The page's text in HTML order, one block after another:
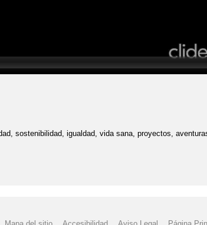
sostenibilidad, igualdad, vida sana, proyectos,